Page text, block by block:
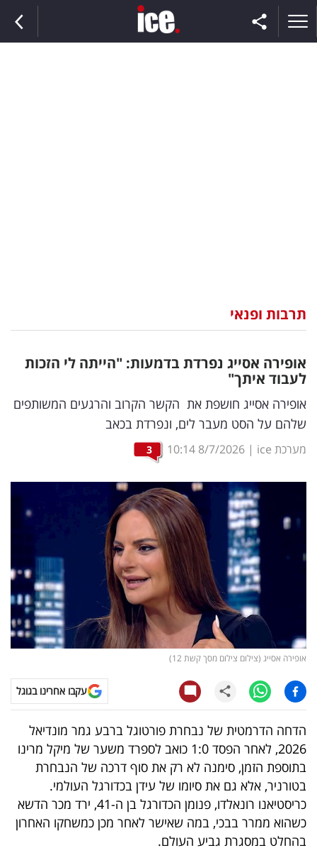
וצרכנות
דיגיטל
וטק
שיווק
ופרסום
משפט
מדדים
ומחקרים
עסקית
קריפטו
ויראלי
טלוויזיה
עסקי
ספורט
קריירה
ולימודים
תרבות ופנאי
אופירה אסייג נפרדת בדמעות: "הייתה לי הזכות
לעבוד איתך"
אופירה אסייג חושפת את הקשר הקרוב והרגעים המשותפים
שלהם על הסט מעבר לים, ונפרדת בכאב
מערכת ice |
8/7/2026
10:14
3
אופירה אסייג (צילום צילום מסך קשת 12)
עקבו אחרינו בגוגל
הדחה הדרמטית של נבחרת פורטוגל ברבע גמר מונדיאל
2026, לאחר הפסד 1:0 כואב לספרד משער של מיקל מרינו
בתוספת הזמן, סימנה לא רק את סוף דרכה של הנבחרת
בטורניר, אלא גם את סיומו של עידן בכדורגל העולמי.
כריסטיאנו רונאלדו, פנומן הכדורגל בן ה-41, ירד מכר הדשא
כשהוא ממרר בבכי, במה שאישר לאחר מכן כמשחקו האחרון
בהחלט במסגרת גביע העולם.